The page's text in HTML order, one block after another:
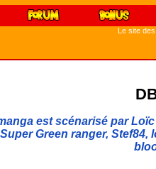
Le site
est scénarisé par
Super Green ranger, Stef84,